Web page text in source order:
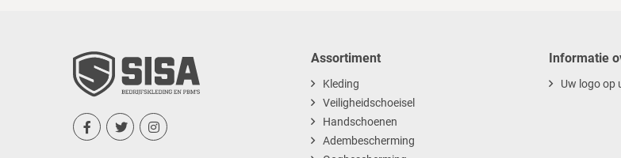
  
Assortiment
Kleding
Veiligheidschoeisel
Handschoenen
Adembescherming
Informatie
Uw logo op